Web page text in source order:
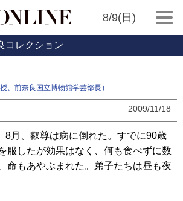
8/9(日)
レクション
、前奈良国立博物館学芸部長）
2009/11/18
月、叡尊は病に倒れた。すでに90歳
服したが効果はなく、何も食べずに数
命もあやぶまれた。弟子たちは昼も夜